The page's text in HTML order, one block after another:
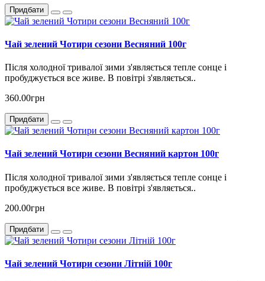
Придбати
Чай зелений Чотири сезони Весняний 100г
Після холодної тривалої зими з'являється тепле сонце і
пробуджується все живе. В повітрі з'являється..
360.00грн
Придбати
Чай зелений Чотири сезони Весняний картон 100г
Після холодної тривалої зими з'являється тепле сонце і
пробуджується все живе. В повітрі з'являється..
200.00грн
Придбати
Чай зелений Чотири сезони Літній 100г